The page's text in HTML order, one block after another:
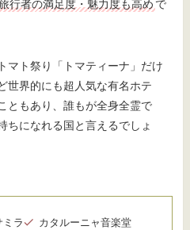
行者の満足度・魅力度も高め で
マト祭り「トマティーナ」だけ
世界的にも超人気な有名ホテ
ともあり、誰もが全身全霊で
ちになれる国と言えるでしょ
ミラ
カタルーニャ音楽堂